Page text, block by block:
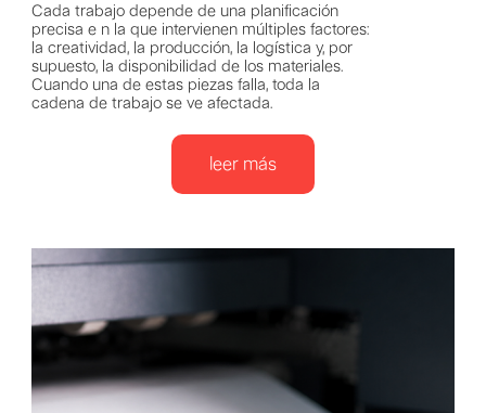
Cada trabajo depende de una planificación
precisa e n la que intervienen múltiples factores:
la creatividad, la producción, la logística y, por
supuesto, la disponibilidad de los materiales.
Cuando una de estas piezas falla, toda la
cadena de trabajo se ve afectada.
leer más